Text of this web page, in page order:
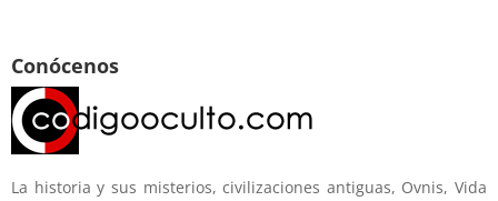
Conócenos
La historia y sus misterios, civilizaciones antiguas, Ovnis, Vida